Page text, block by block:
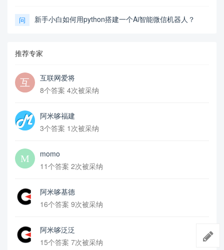
问 新手小白如何用python搭建一个Ai智能微信机器人？
推荐专家
互联网爱将
8个答案 4次被采纳
阿米哆福建
3个答案 1次被采纳
momo
11个答案 2次被采纳
阿米哆基德
16个答案 9次被采纳
阿米哆泛泛
15个答案 7次被采纳